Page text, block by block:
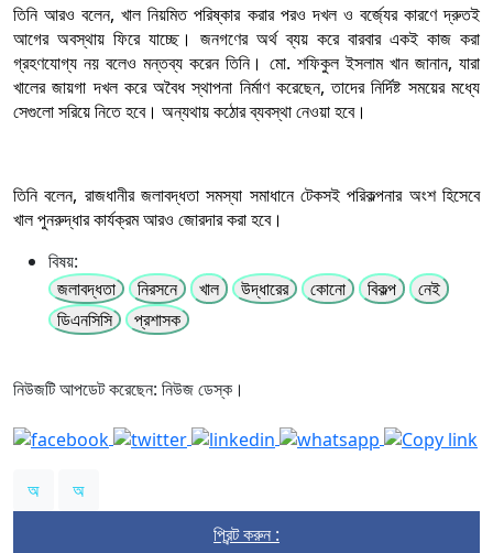
তিনি আরও বলেন, খাল নিয়মিত পরিষ্কার করার পরও দখল ও বর্জ্যের কারণে দ্রুতই
আগের অবস্থায় ফিরে যাচ্ছে। জনগণের অর্থ ব্যয় করে বারবার একই কাজ করা
গ্রহণযোগ্য নয় বলেও মন্তব্য করেন তিনি। মো. শফিকুল ইসলাম খান জানান, যারা
খালের জায়গা দখল করে অবৈধ স্থাপনা নির্মাণ করেছেন, তাদের নির্দিষ্ট সময়ের মধ্যে
সেগুলো সরিয়ে নিতে হবে। অন্যথায় কঠোর ব্যবস্থা নেওয়া হবে।
তিনি বলেন, রাজধানীর জলাবদ্ধতা সমস্যা সমাধানে টেকসই পরিকল্পনার অংশ হিসেবে
খাল পুনরুদ্ধার কার্যক্রম আরও জোরদার করা হবে।
বিষয়:
জলাবদ্ধতা
নিরসনে খাল উদ্ধারের কোনো বিকল্প
নেই
ডিএনসিসি
প্রশাসক
নিউজটি আপডেট করেছেন: নিউজ ডেস্ক।
অ
অ
প্রিন্ট করুন :